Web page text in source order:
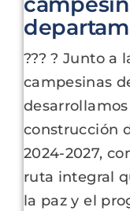
??‍? ? Junto a
campesinas
construcción
2024-2027,
ruta integral
la paz y el